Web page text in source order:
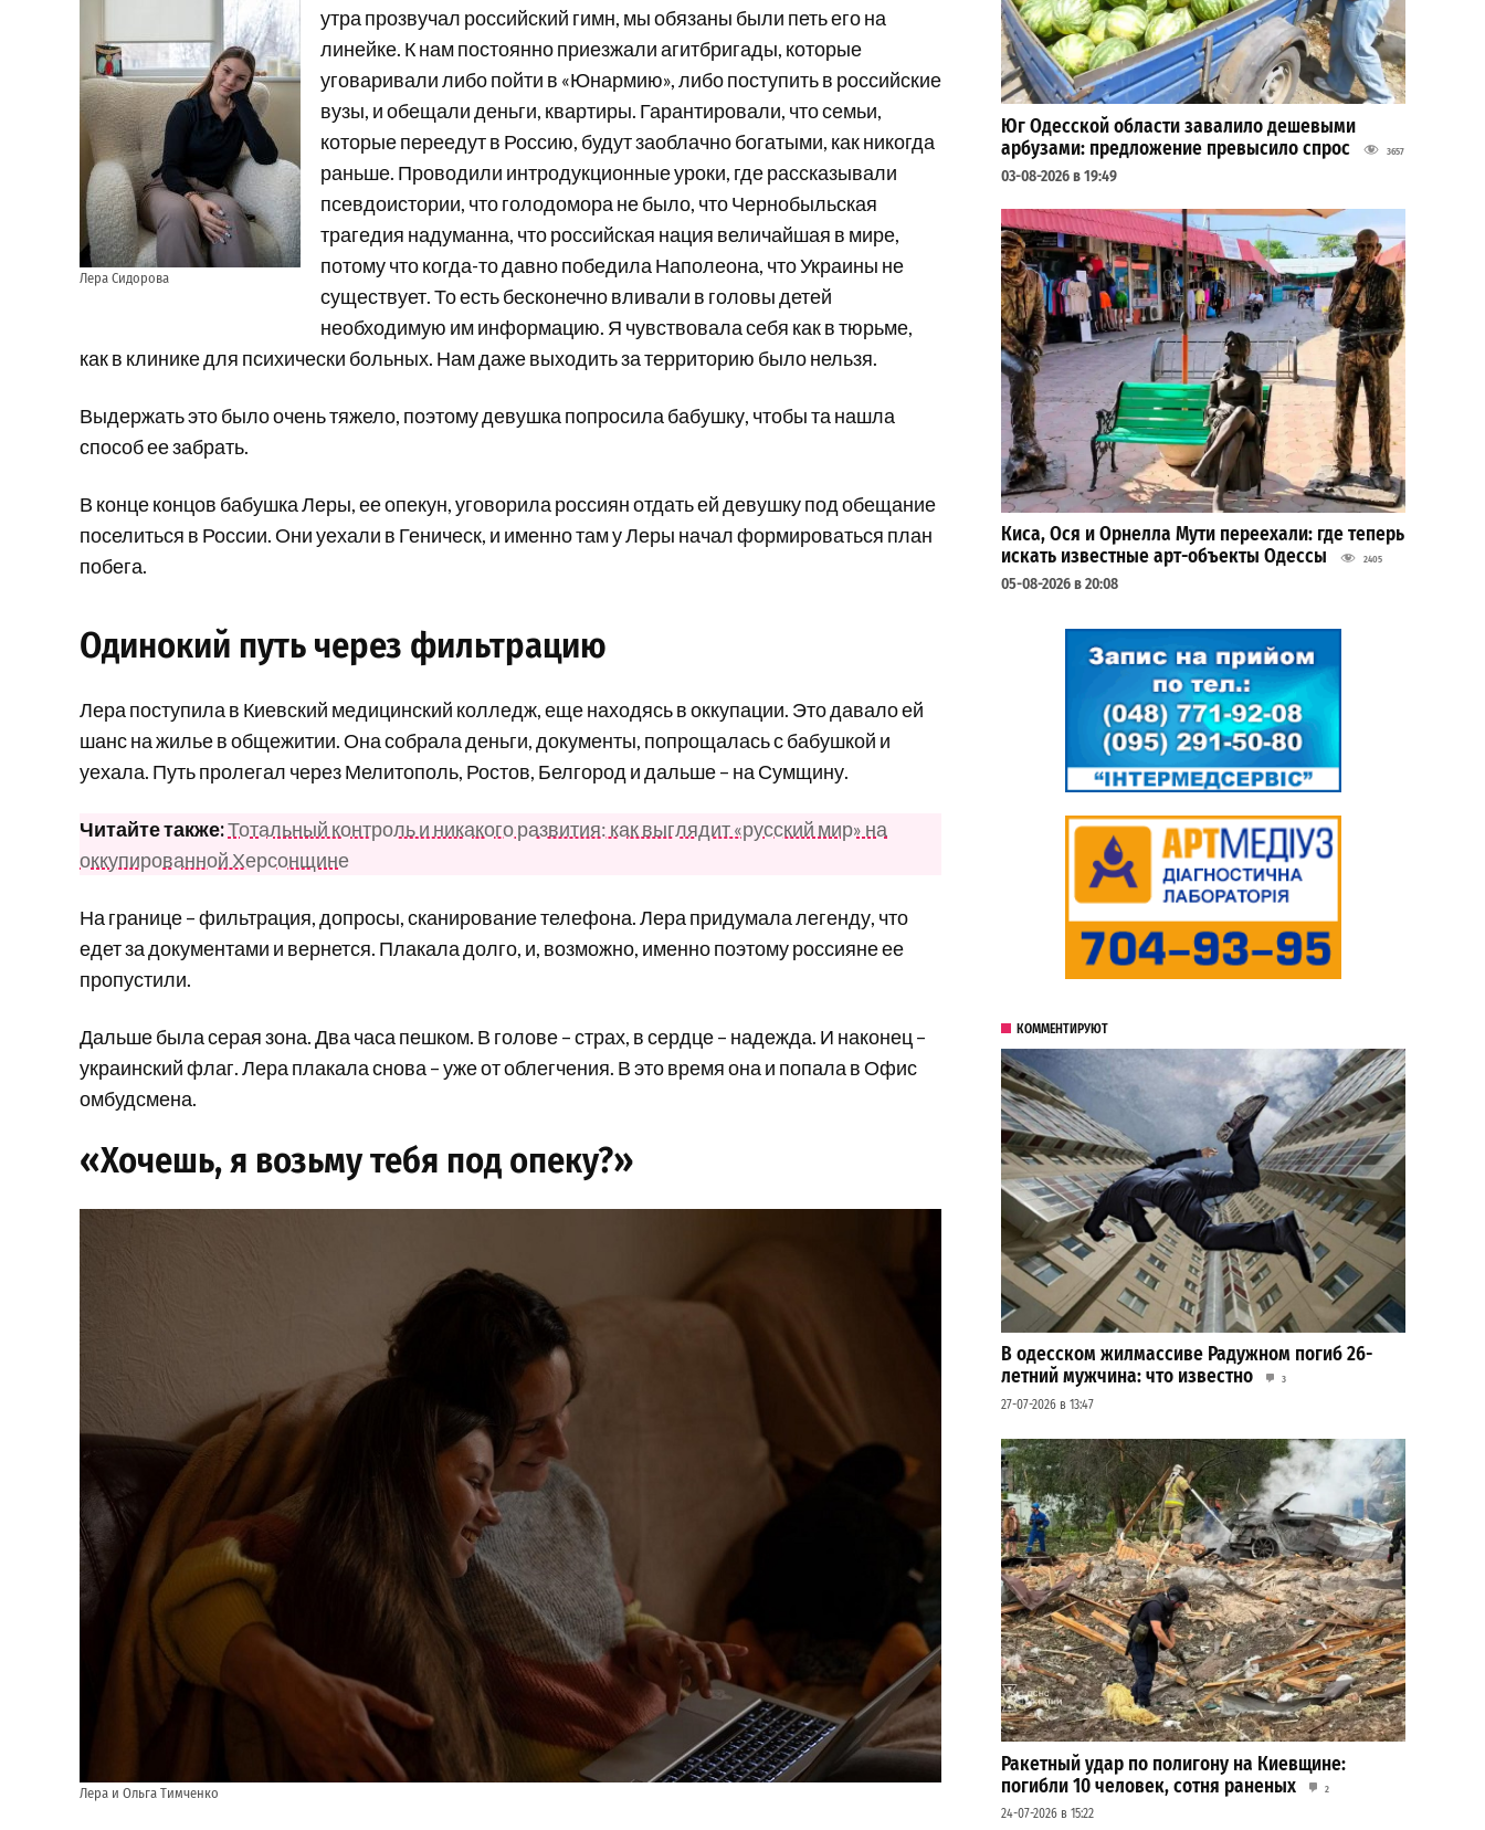
Лера Сидорова
утра прозвучал российский гимн, мы обязаны были петь его на
линейке. К нам постоянно приезжали агитбригады, которые
уговаривали либо пойти в «Юнармию», либо поступить в российские
вузы, и обещали деньги, квартиры. Гарантировали, что семьи,
которые переедут в Россию, будут заоблачно богатыми, как никогда
раньше. Проводили интродукционные уроки, где рассказывали
псевдоистории, что голодомора не было, что Чернобыльская
трагедия надуманна, что российская нация величайшая в мире,
потому что когда-то давно победила Наполеона, что Украины не
существует. То есть бесконечно вливали в головы детей
необходимую им информацию. Я чувствовала себя как в тюрьме,
как в клинике для психически больных. Нам даже выходить за территорию было нельзя.
Выдержать это было очень тяжело, поэтому девушка попросила бабушку, чтобы та нашла
способ ее забрать.
В конце концов бабушка Леры, ее опекун, уговорила россиян отдать ей девушку под обещание
поселиться в России. Они уехали в Геническ, и именно там у Леры начал формироваться план
побега.
Одинокий путь через фильтрацию
Лера поступила в Киевский медицинский колледж, еще находясь в оккупации. Это давало ей
шанс на жилье в общежитии. Она собрала деньги, документы, попрощалась с бабушкой и
уехала. Путь пролегал через Мелитополь, Ростов, Белгород и дальше – на Сумщину.
Читайте также:Тотальный контроль и никакого развития: как выглядит «русский мир» на
оккупированной Херсонщине
На границе – фильтрация, допросы, сканирование телефона. Лера придумала легенду, что
едет за документами и вернется. Плакала долго, и, возможно, именно поэтому россияне ее
пропустили.
Дальше была серая зона. Два часа пешком. В голове – страх, в сердце – надежда. И наконец –
украинский флаг. Лера плакала снова – уже от облегчения. В это время она и попала в Офис
омбудсмена.
«Хочешь, я возьму тебя под опеку?»
Лера и Ольга Тимченко
Юг Одесской области завалило дешевыми
арбузами: предложение превысило спрос
3657
03-08-2026 в 19:49
Киса, Ося и Орнелла Мути переехали: где теперь
искать известные арт-объекты Одессы
2405
05-08-2026 в 20:08
КОММЕНТИРУЮТ
В одесском жилмассиве Радужном погиб 26-
летний мужчина: что известно
3
27-07-2026 в 13:47
Ракетный удар по полигону на Киевщине:
погибли 10 человек, сотня раненых
2
24-07-2026 в 15:22